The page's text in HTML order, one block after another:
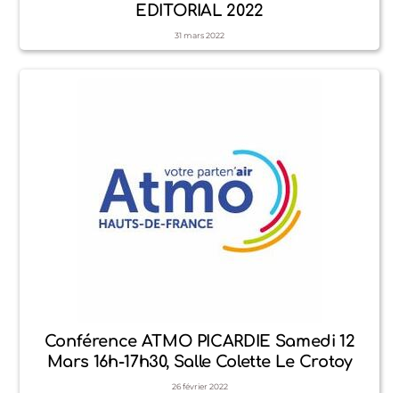
EDITORIAL 2022
31 mars2022
Conférence ATMO PICARDIE Samedi 12
Mars 16h-17h30, Salle Colette Le Crotoy
26 février 2022